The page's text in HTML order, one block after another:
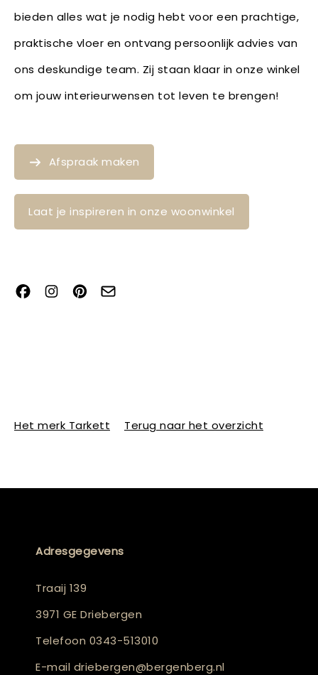
bieden alles wat je nodig hebt voor een prachtige,
praktische vloer en ontvang persoonlijk advies van
ons deskundige team. Zij staan klaar in onze winkel
om jouw interieurwensen tot leven te brengen!
Afspraak maken
Laat je inspireren in onze woonwinkel
Het merk Tarkett Terug naar het overzicht
Adresgegevens
Traaij 139
3971 GE Driebergen
Telefoon 0343-513010
E-mail driebergen@bergenberg.nl